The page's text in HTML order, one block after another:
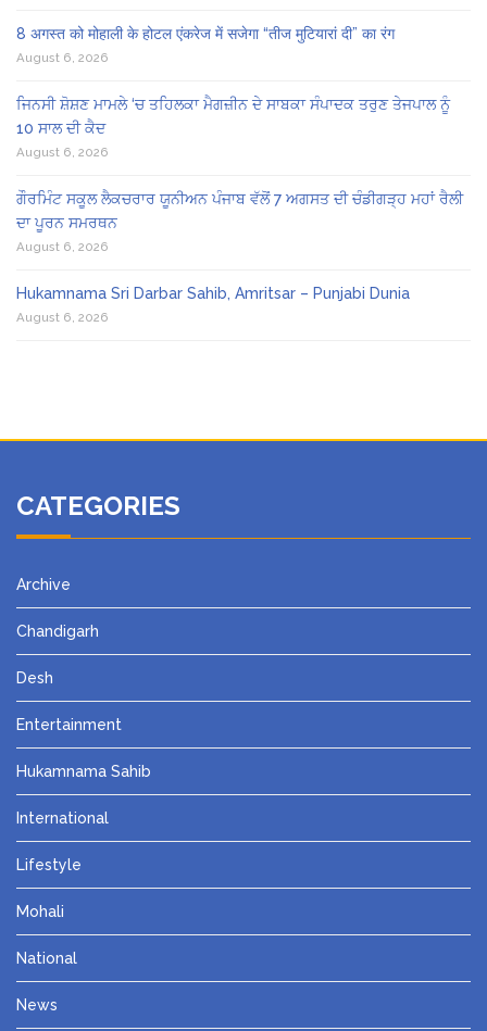
8 अगस्त को मोहाली के होटल एंकरेज में सजेगा “तीज मुटियारां दी” का रंग
August 6, 2026
ਜਿਨਸੀ ਸ਼ੋਸ਼ਣ ਮਾਮਲੇ ‘ਚ ਤਹਿਲਕਾ ਮੈਗਜ਼ੀਨ ਦੇ ਸਾਬਕਾ ਸੰਪਾਦਕ ਤਰੁਣ ਤੇਜਪਾਲ ਨੂੰ
10 ਸਾਲ ਦੀ ਕੈਦ
August 6, 2026
ਗੌਰਮਿੰਟ ਸਕੂਲ ਲੈਕਚਰਾਰ ਯੂਨੀਅਨ ਪੰਜਾਬ ਵੱਲੋਂ 7 ਅਗਸਤ ਦੀ ਚੰਡੀਗੜ੍ਹ ਮਹਾਂ ਰੈਲੀ
ਦਾ ਪੂਰਨ ਸਮਰਥਨ
August 6, 2026
Hukamnama Sri Darbar Sahib, Amritsar – Punjabi Dunia
August 6, 2026
CATEGORIES
Archive
Chandigarh
Desh
Entertainment
Hukamnama Sahib
International
Lifestyle
Mohali
National
News